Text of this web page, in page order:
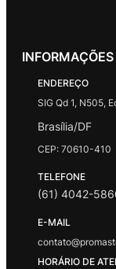
INFORMAÇÕES
ENDEREÇO
SIG Qd 1, N505,
Brasília/DF
CEP: 70610-410
TELEFONE
(61) 4042-
E-MAIL
HORÁRIO DE